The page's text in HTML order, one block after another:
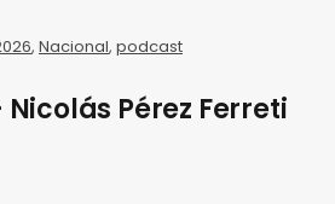
, Nacional, podcast
Nicolás Pérez Ferreti